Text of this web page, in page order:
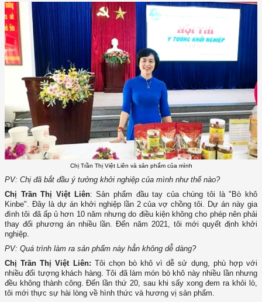
Chị Trần Thị Việt Liên và sản phẩm của mình
PV: Chị đã bắt đầu ý tưởng khởi nghiệp của mình như thế nào?
Chị Trần Thị Việt Liên: Sản phẩm đầu tay của chúng tôi là "Bò khô
Kinbe". Đây là dự án khởi nghiệp lần 2 của vợ chồng tôi. Dự án này gia
đình tôi đã ấp ủ hơn 10 năm nhưng do điều kiện không cho phép nên phải
thay đổi phương án nhiều lần. Đến năm 2021, tôi mới quyết định khởi
nghiệp.
PV: Quá trình làm ra sản phẩm này hẳn không dễ dàng?
Chị Trần Thị Việt Liên: Tôi chọn bò khô vì dễ sử dụng, phù hợp với
nhiều đối tượng khách hàng. Tôi đã làm món bò khô này nhiều lần nhưng
đều không thành công. Đến lần thứ 20, sau khi sấy xong đem ra khỏi lò,
tôi mới thực sự hài lòng về hình thức và hương vị sản phẩm.